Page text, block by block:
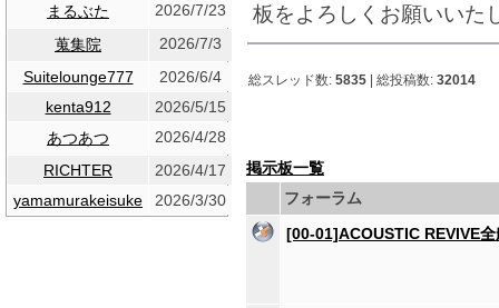
板をよろしくお願いいた
総スレッド数: 5835 | 総投稿数: 32014
掲示板一覧
フォーラム
[00-01]ACOUSTIC REVIVE全
まるぶた
2026/7/23
蒐集院
2026/7/3
Suitelounge777
2026/6/4
kenta912
2026/5/15
あつあつ
2026/4/28
RICHTER
2026/4/17
yamamurakeisuke
2026/3/30